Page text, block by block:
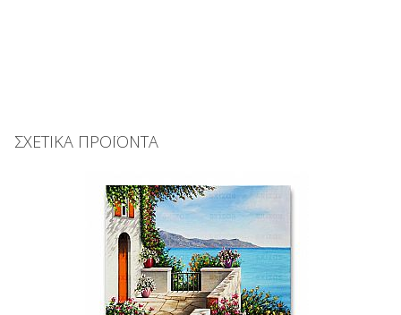
ΣΧΕΤΙΚΑ ΠΡΟΪΟΝΤΑ